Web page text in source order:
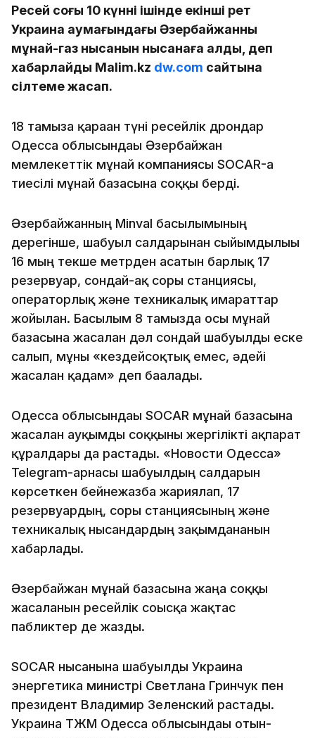
Ресей соңғы 10 күннің ішінде екінші рет
Украина аумағындағы Әзербайжанның
мұнай-газ нысанын нысанаға алды, деп
хабарлайды Malim.kz dw.com сайтына
сілтеме жасап.
18 тамызға қараған түні ресейлік дрондар
Одесса облысындағы Әзербайжан
мемлекеттік мұнай компаниясы SOCAR-ға
тиесілі мұнай базасына соққы берді.
Әзербайжанның Minval басылымының
дерегінше, шабуыл салдарынан сыйымдылығы
16 мың текше метрден асатын барлық 17
резервуар, сондай-ақ сорғы станциясы,
операторлық және техникалық ғимараттар
жойылған. Басылым 8 тамызда осы мұнай
базасына жасалған дәл сондай шабуылды еске
салып, мұны «кездейсоқтық емес, әдейі
жасалған қадам» деп бағалады.
Одесса облысындағы SOCAR мұнай базасына
жасалған ауқымды соққыны жергілікті ақпарат
құралдары да растады. «Новости Одесса»
Telegram-арнасы шабуылдың салдарын
көрсеткен бейнежазба жариялап, 17
резервуардың, сорғы станциясының және
техникалық нысандардың зақымданғанын
хабарлады.
Әзербайжан мұнай базасына жаңа соққы
жасалғанын ресейлік соғысқа жақтас
пабликтер де жазды.
SOCAR нысанына шабуылды Украина
энергетика министрі Светлана Гринчук пен
президент Владимир Зеленский растады.
Украина ТЖМ Одесса облысындағы отын-